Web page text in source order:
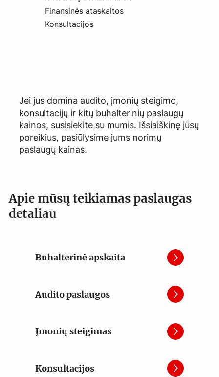
Finansinės ataskaitos
Konsultacijos
Jei jus domina audito, įmonių steigimo,
konsultacijų ir kitų buhalterinių paslaugų
kainos, susisiekite su mumis. Išsiaiškinę jūsų
poreikius, pasiūlysime jums norimų
paslaugų kainas.
Apie mūsų teikiamas paslaugas
detaliau
Buhalterinė apskaita
Audito paslaugos
Įmonių steigimas
Konsultacijos